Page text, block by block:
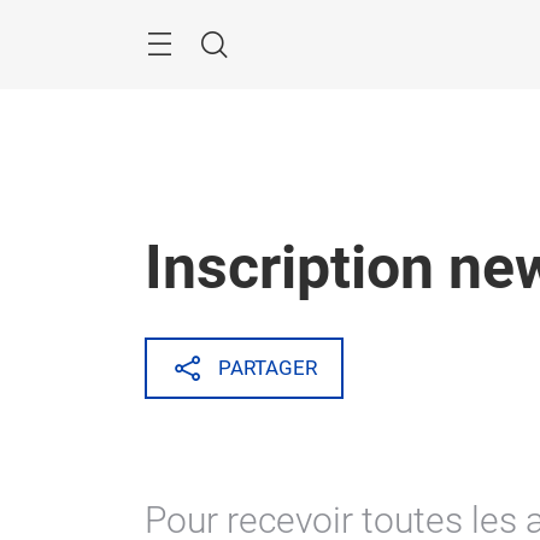
Rechercher
Inscription
PARTAGER
Pour recevoir toutes les